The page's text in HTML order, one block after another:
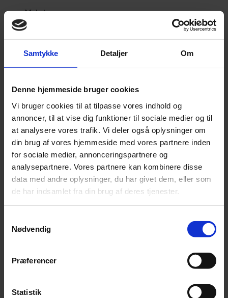
Samtykke Detaljer Om
Denne hjemmeside bruger cookies
Vi bruger cookies til at tilpasse vores indhold og
annoncer, til at vise dig funktioner til sociale medier og til
at analysere vores trafik. Vi deler også oplysninger om
din brug af vores hjemmeside med vores partnere inden
for sociale medier, annonceringspartnere og
analysepartnere. Vores partnere kan kombinere disse
data med andre oplysninger, du har givet dem, eller som
de har indsamlet fra din brug af deres tjenester.
Nødvendig
Præferencer
Statistik
Mohair
angora
Bella Color
Desiderio
Mulberry Silk
Leonora
Silk Mohair
Tynn Silk Mohair
Se alle Mohair
angora
Bella Color
Desiderio
Filnovo
Mulberry Silk
Leonora
Silk Mohair
Alice